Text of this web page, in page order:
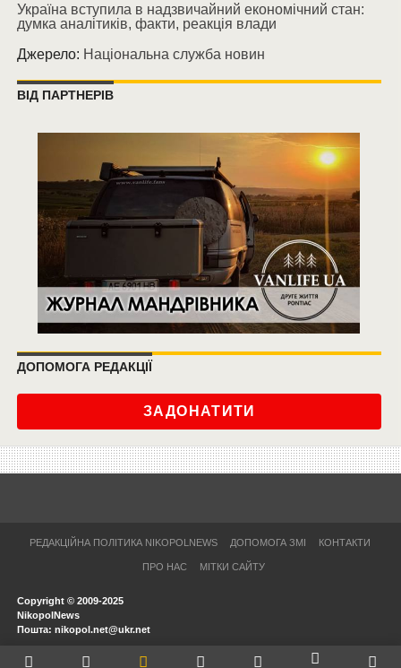
Україна вступила в надзвичайний економічний стан:
думка аналітиків, факти, реакція влади
Джерело: Національна служба новин
ВІД ПАРТНЕРІВ
ДОПОМОГА РЕДАКЦІЇ
ЗАДОНАТИТИ
РЕДАКЦІЙНА ПОЛІТИКА NIKOPOLNEWS ДОПОМОГА ЗМІ КОНТАКТИ
ПРО НАС МІТКИ САЙТУ
Copyright © 2009-2025
NikopolNews
Пошта: nikopol.net@ukr.net